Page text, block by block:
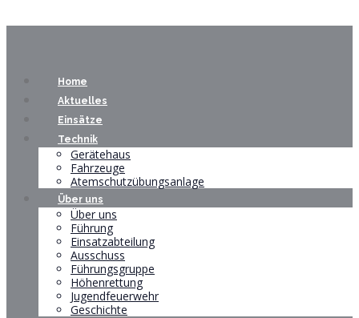
Home
Aktuelles
Einsätze
Technik
Gerätehaus
Fahrzeuge
Atemschutzübungsanlage
Über uns
Über uns
Führung
Einsatzabteilung
Ausschuss
Führungsgruppe
Höhenrettung
Jugendfeuerwehr
Geschichte